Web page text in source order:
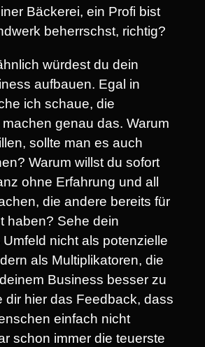
Bäckerei, ein Profi bist
beherrschst, richtig?
würdest du dein
aufbauen. Egal in
ich schaue, die
genau das. Warum
sollte man es auch
Warum willst du sofort
ohne Erfahrung und all
die andere bereits für
haben? Sehe dein
nicht als potenzielle
als Multiplikatoren, die
Business besser zu
dir hier das Feedback, dass
einfach nicht
schon immer die teuerste